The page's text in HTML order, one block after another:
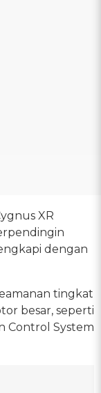
XR
dengan
tingkat
besar, seperti
Control System